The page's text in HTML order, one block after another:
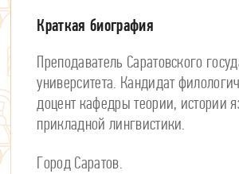
Преподаватель Саратовского
университета. Кандидат
доцент кафедры теории, истории
прикладной лингвистики.
Город Саратов.